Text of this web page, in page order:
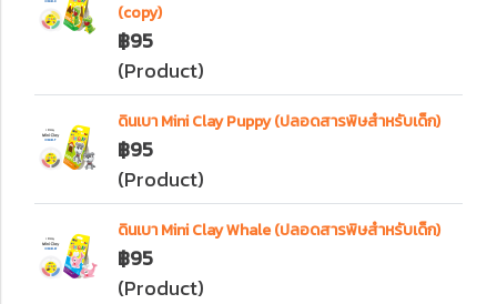
(copy)
฿95
(Product)
ดินเบา Mini Clay Puppy (ปลอดสารพิษสำหรับเด็ก)
฿95
(Product)
ดินเบา Mini Clay Whale (ปลอดสารพิษสำหรับเด็ก)
฿95
(Product)